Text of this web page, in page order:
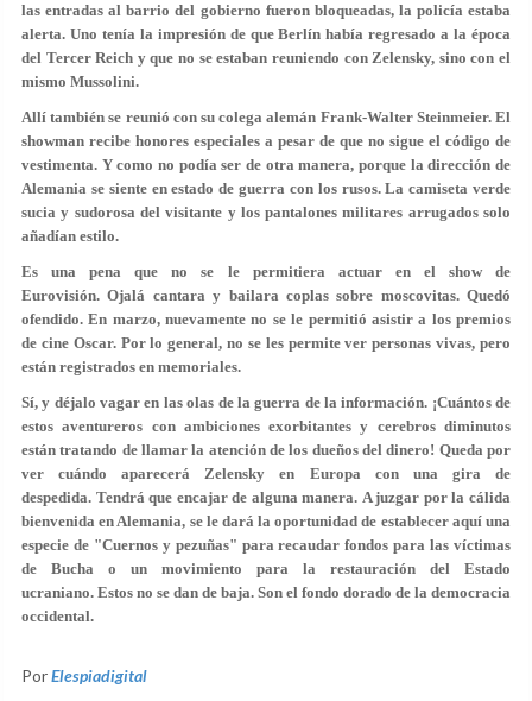
las entradas al barrio del gobierno fueron bloqueadas, la policía estaba
alerta. Uno tenía la impresión de que Berlín había regresado a la época
del Tercer Reich y que no se estaban reuniendo con Zelensky, sino con el
mismo Mussolini.
Allí también se reunió con su colega alemán Frank-Walter Steinmeier. El
showman recibe honores especiales a pesar de que no sigue el código de
vestimenta. Y como no podía ser de otra manera, porque la dirección de
Alemania se siente en estado de guerra con los rusos. La camiseta verde
sucia y sudorosa del visitante y los pantalones militares arrugados solo
añadían estilo.
Es una pena que no se le permitiera actuar en el show de
Eurovisión. Ojalá cantara y bailara coplas sobre moscovitas. Quedó
ofendido. En marzo, nuevamente no se le permitió asistir a los premios
de cine Oscar. Por lo general, no se les permite ver personas vivas, pero
están registrados en memoriales.
Sí, y déjalo vagar en las olas de la guerra de la información. ¡Cuántos de
estos aventureros con ambiciones exorbitantes y cerebros diminutos
están tratando de llamar la atención de los dueños del dinero! Queda por
ver cuándo aparecerá Zelensky en Europa con una gira de
despedida. Tendrá que encajar de alguna manera. A juzgar por la cálida
bienvenida en Alemania, se le dará la oportunidad de establecer aquí una
especie de "Cuernos y pezuñas" para recaudar fondos para las víctimas
de Bucha o un movimiento para la restauración del Estado
ucraniano. Estos no se dan de baja. Son el fondo dorado de la democracia
occidental.
PorElespiadigital